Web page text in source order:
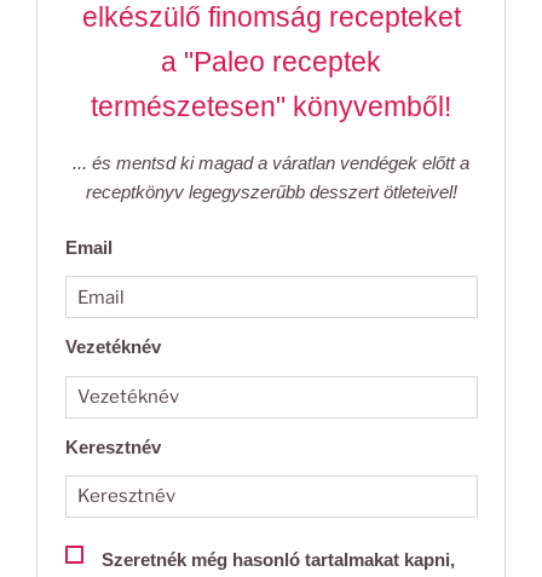
elkészülő finomság recepteket
a "Paleo receptek
természetesen" könyvemből!
... és mentsd ki magad a váratlan vendégek előtt a
receptkönyv legegyszerűbb desszert ötleteivel!
Email
Vezetéknév
Keresztnév
Szeretnék még hasonló tartalmakat kapni,